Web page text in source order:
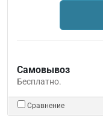
Самовывоз
Бесплатно.
Сравнение